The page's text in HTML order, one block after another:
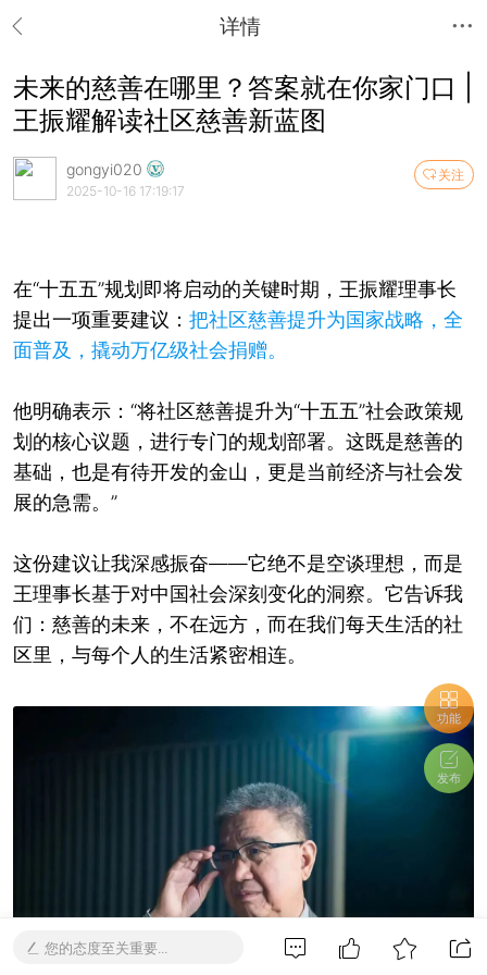
详情
未来的慈善在哪里？答案就在你家门口 |
王振耀解读社区慈善新蓝图
关注
gongyi020
2025-10-16 17:19:17
在“十五五”规划即将启动的关键时期，王振耀理事长
提出一项重要建议：把社区慈善提升为国家战略，全
面普及，撬动万亿级社会捐赠。
他明确表示：“将社区慈善提升为“十五五”社会政策规
划的核心议题，进行专门的规划部署。这既是慈善的
基础，也是有待开发的金山，更是当前经济与社会发
展的急需。”
这份建议让我深感振奋——它绝不是空谈理想，而是
王理事长基于对中国社会深刻变化的洞察。它告诉我
们：慈善的未来，不在远方，而在我们每天生活的社
区里，与每个人的生活紧密相连。
您的态度至关重要...
功能
发布